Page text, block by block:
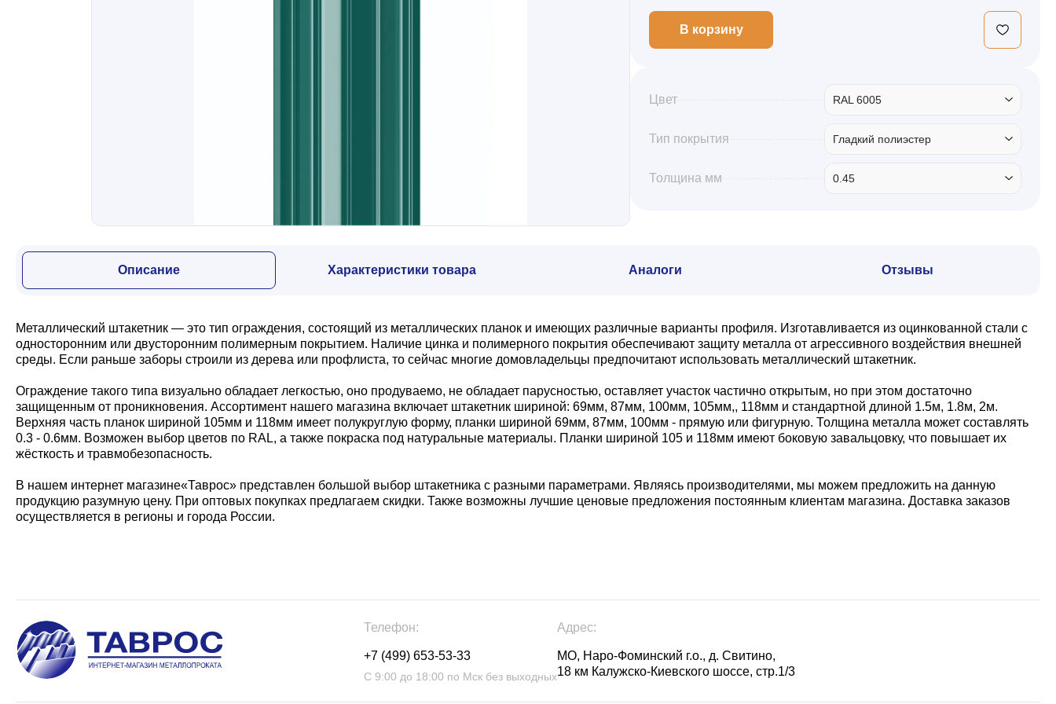
В корзину
Цвет RAL 6005
Тип покрытия Гладкий полиэстер
Толщина мм 0.45
Описание Характеристики товара Аналоги Отзывы
Металлический штакетник — это тип ограждения, состоящий из металлических планок и имеющих различные варианты профиля. Изготавливается из оцинкованной стали с
односторонним или двусторонним полимерным покрытием. Наличие цинка и полимерного покрытия обеспечивают защиту металла от агрессивного воздействия внешней
среды. Если раньше заборы строили из дерева или профлиста, то сейчас многие домовладельцы предпочитают использовать металлический штакетник.
Ограждение такого типа визуально обладает легкостью, оно продуваемо, не обладает парусностью, оставляет участок частично открытым, но при этом достаточно
защищенным от проникновения. Ассортимент нашего магазина включает штакетник шириной: 69мм, 87мм, 100мм, 105мм,, 118мм и стандартной длиной 1.5м, 1.8м, 2м.
Верхняя часть планок шириной 105мм и 118мм имеет полукруглую форму, планки шириной 69мм, 87мм, 100мм - прямую или фигурную. Толщина металла может составлять
0.3 - 0.6мм. Возможен выбор цветов по RAL, а также покраска под натуральные материалы. Планки шириной 105 и 118мм имеют боковую завальцовку, что повышает их
жёсткость и травмобезопасность.
В нашем интернет магазине«Таврос» представлен большой выбор штакетника с разными параметрами. Являясь производителями, мы можем предложить на данную
продукцию разумную цену. При оптовых покупках предлагаем скидки. Также возможны лучшие ценовые предложения постоянным клиентам магазина. Доставка заказов
осуществляется в регионы и города России.
Телефон:
+7 (499) 653-53-33
С 9:00 до 18:00 по Мск без выходных
Адрес:
МО, Наро-Фоминский г.о., д. Свитино,
18 км Калужско-Киевского шоссе, стр.1/3